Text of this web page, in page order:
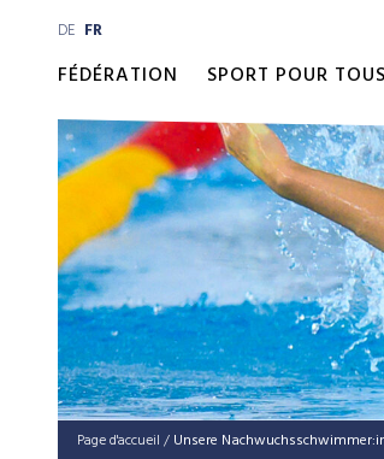
DE FR
FÉDÉRATION SPORT POUR TOUS
Page d'accueil / Unsere